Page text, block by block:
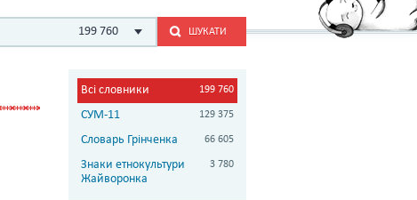
199 760 ШУКАТИ
Всі словники 199 760
СУМ-11 129 375
Словарь Грінченка 66 605
Знаки етнокультури
Жайворонка
3 780